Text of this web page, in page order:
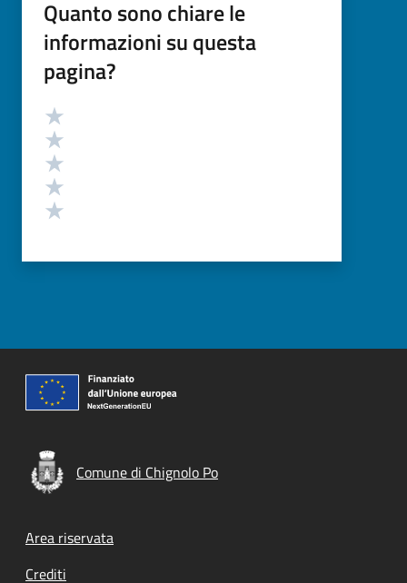
Quanto sono chiare le
informazioni su questa
pagina?
Valutazione
Comune di Chignolo Po
Footer menu
Area riservata
Crediti